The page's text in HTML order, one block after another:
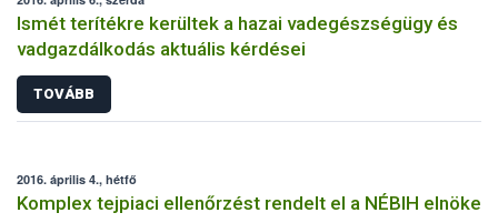
Ismét terítékre kerültek a hazai vadegészségügy és
vadgazdálkodás aktuális kérdései
TOVÁBB
2016. április 4., hétfő
Komplex tejpiaci ellenőrzést rendelt el a NÉBIH elnöke